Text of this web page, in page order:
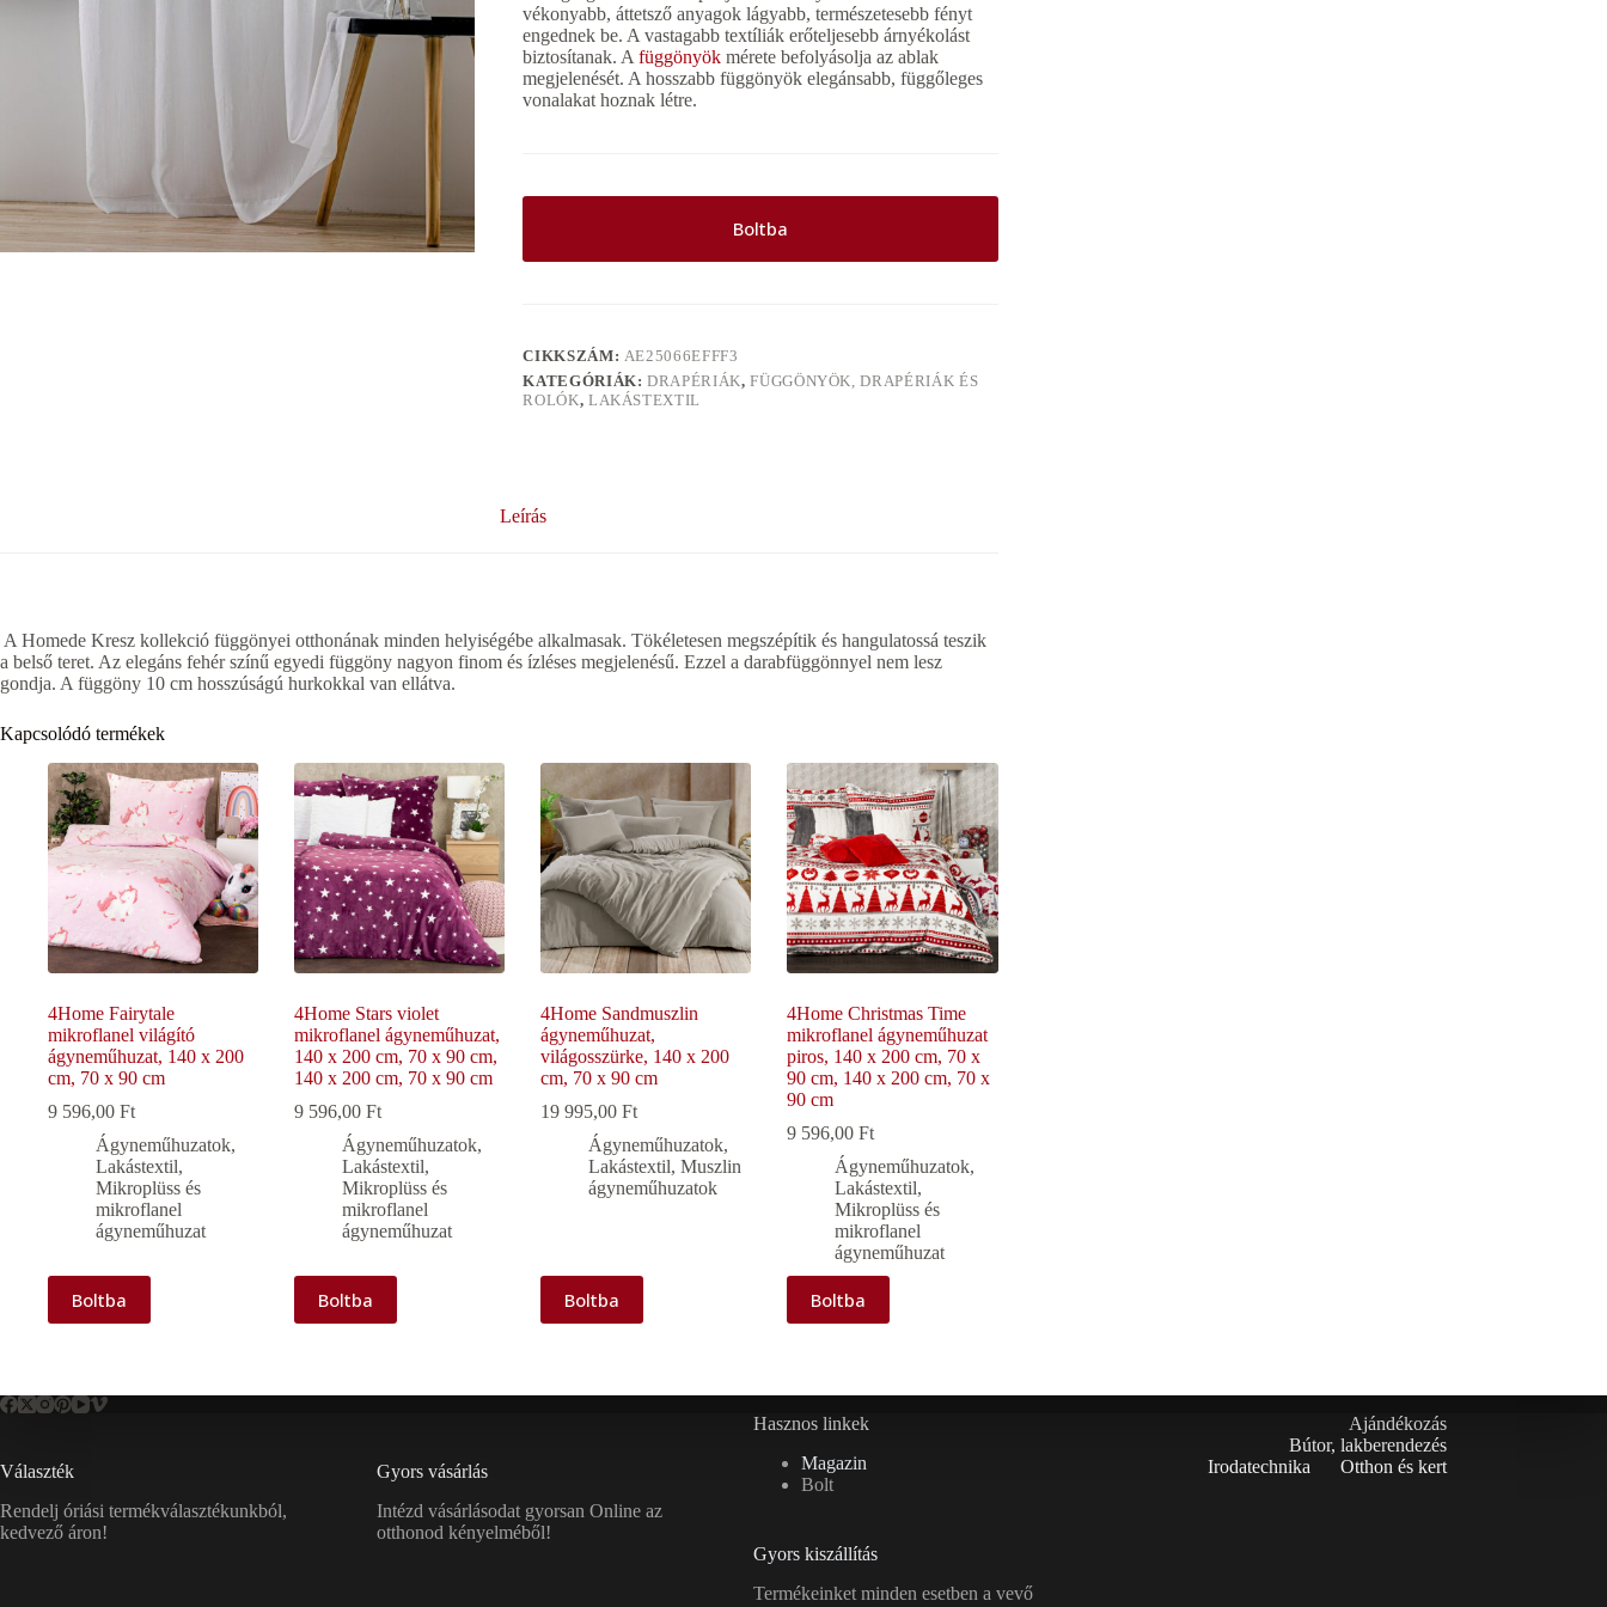
vékonyabb, áttetsző anyagok lágyabb, természetesebb fényt
engednek be. A vastagabb textíliák erőteljesebb árnyékolást
biztosítanak. Afüggönyök mérete befolyásolja az ablak
megjelenését. A hosszabb függönyök elegánsabb, függőleges
vonalakat hoznak létre.
Boltba
CIKKSZÁM: AE25066EFFF3
KATEGÓRIÁK:DRAPÉRIÁK,FÜGGÖNYÖK, DRAPÉRIÁK ÉS
ROLÓK, LAKÁSTEXTIL
Leírás
A Homede Kresz kollekció függönyei otthonának minden helyiségébe alkalmasak. Tökéletesen megszépítik és hangulatossá teszik
a belső teret. Az elegáns fehér színű egyedi függöny nagyon finom és ízléses megjelenésű. Ezzel a darabfüggönnyel nem lesz
gondja. A függöny 10 cm hosszúságú hurkokkal van ellátva.
Kapcsolódó termékek
4Home Fairytale
mikroflanel világító
ágyneműhuzat, 140 x 200
cm, 70 x 90 cm
9 596,00 Ft
Ágyneműhuzatok,
Lakástextil,
Mikroplüss és
mikroflanel
ágyneműhuzat
Boltba
4Home Stars violet
mikroflanel ágyneműhuzat,
140 x 200 cm, 70 x 90 cm,
140 x 200 cm, 70 x 90 cm
9 596,00Ft
Ágyneműhuzatok,
Lakástextil,
Mikroplüss és
mikroflanel
ágyneműhuzat
Boltba
4Home Sandmuszlin
ágyneműhuzat,
világosszürke, 140 x 200
cm, 70 x 90 cm
19 995,00Ft
Ágyneműhuzatok,
Lakástextil,Muszlin
ágyneműhuzatok
Boltba
4Home Christmas Time
mikroflanel ágyneműhuzat
piros, 140 x 200 cm, 70 x
90 cm, 140 x 200 cm, 70 x
90 cm
9 596,00Ft
Ágyneműhuzatok,
Lakástextil,
Mikroplüss és
mikroflanel
ágyneműhuzat
Boltba
Választék
Rendelj óriási termékválasztékunkból,
kedvező áron!
Gyors vásárlás
Intézd vásárlásodat gyorsan Online az
otthonod kényelméből!
Hasznos linkek
Magazin
Bolt
Gyors kiszállítás
Termékeinket minden esetben a vevő
Ajándékozás
Bútor, lakberendezés
Irodatechnika
Otthon és kert